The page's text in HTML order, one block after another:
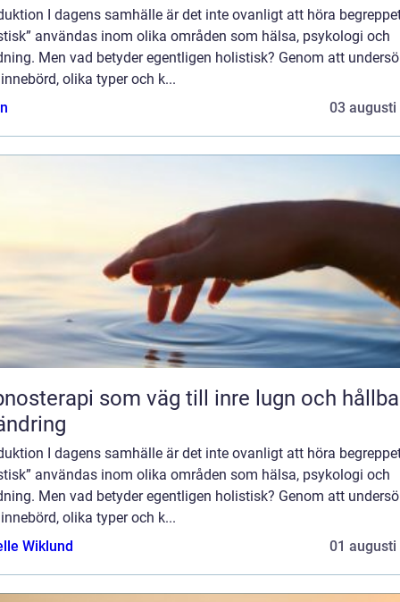
I dagens samhälle är det inte ovanligt att höra
användas inom olika områden som hälsa, psykologi och
Men vad betyder egentligen holistisk? Genom att
olika typer och k...
03 augusti
som väg till inre lugn och
I dagens samhälle är det inte ovanligt att höra
användas inom olika områden som hälsa, psykologi och
Men vad betyder egentligen holistisk? Genom att
olika typer och k...
Wiklund
01 augusti